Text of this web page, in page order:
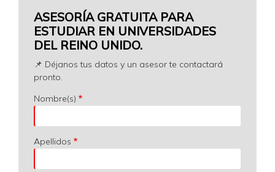
ASESORÍA GRATUITA PARA
ESTUDIAR EN UNIVERSIDADES
DEL REINO UNIDO.
📌 Déjanos tus datos y un asesor te contactará
pronto.
Nombre(s)
Apellidos